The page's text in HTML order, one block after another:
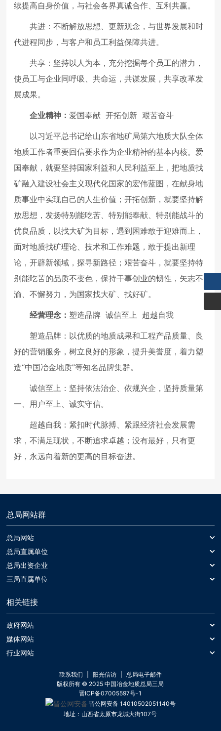
续提高自身价值，与社会各界真诚合作、互利共赢。
共进：不断解放思想、更新观念，与世界发展和时
代进程同步，与客户和员工利益保障共进。
共享：坚持以人为本，充分挖掘每个员工的潜力，
使员工与企业同呼吸、共命运，共谋发展，共享改革发
展成果。
企业精神：爱国奉献 开拓创新 艰苦奋斗
以习近平总书记给山东省地矿局第六地质大队全体
地质工作者重要回信要求作为企业精神的基本内核。爱
国奉献，就要坚持国家利益和人民利益至上，把地质找
矿融入建设社会主义现代化国家的宏伟蓝图，在献身地
质事业中实现自己的人生价值；开拓创新，就要坚持解
放思想，发扬特别能吃苦、特别能奉献、特别能战斗的
优良品质，以找大矿为目标，遇到困难敢于迎难而上，
面对地质找矿理论、技术和工作难题，敢于提出新理
论，开辟新领域，探寻新路径；艰苦奋斗，就要坚持特
别能吃苦的品质不变色，保持干事创业的韧性，矢志不
渝、不懈努力，为国家找大矿、找好矿。
经营理念： 塑造品牌 诚信至上 超越自我
塑造品牌：以优质的地质成果和工程产品质量、良
好的营销服务，树立良好的形象，提升美誉度，着力塑
造“中国冶金地质”等知名品牌集群。
诚信至上：坚持依法治企、依规兴企，坚持质量第
一、用户至上、诚实守信。
超越自我：紧扣时代脉搏、紧跟经济社会发展需
求，不满足现状，不断追求卓越；没有最好，只有更
好，永远向着新的更高的目标奋进。
总局网站群
总局网站
总局网站
总局直属单位
中国冶金地质总局一局
中国冶金地质总局二局
中国冶金地质总局山东局
中国冶金地质总局中南局
中国冶金地质总局西北局
中国冶金地质总局矿产资源研究院
中国冶金地质总局矿产资源信息中心
总局出资企业
中基发展建设工程有限责任公司
晶日金刚石工业有限公司
正元国际矿业有限公司
正元地理信息集团股份有限公司
三局直属单位
中晋环境科技有限公司
中国冶金地质总局第三地质勘查院
中国冶金地质总局内蒙古地质勘查院
山西华冶勘测工程技术有限公司
相关链接
政府网站
中国政府网
财政部
媒体网站
新华网
行业网站
联系我们 阳光信访
总局电子邮件
版权所有 © 2025 中国冶金地质总局三局
晋ICP备07005597号-1
晋公网安备 14010502051140号
地址： 山西省太原市龙城大街107号